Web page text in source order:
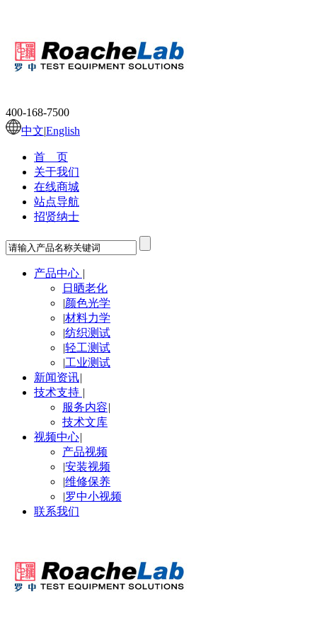
400-168-7500
中文|English
首 页
关于我们
在线商城
站点导航
招贤纳士
产品中心 |
日晒老化
|颜色光学
|材料力学
|纺织测试
|轻工测试
|工业测试
新闻资讯|
技术支持 |
服务内容|
技术文库
视频中心|
产品视频
|安装视频
|维修保养
|罗中小视频
联系我们